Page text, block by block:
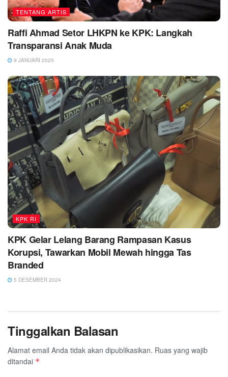
TENTANG ARTIS
Raffi Ahmad Setor LHKPN ke KPK: Langkah
Transparansi Anak Muda
9 JANUARI 2025
KPK RI
KPK Gelar Lelang Barang Rampasan Kasus
Korupsi, Tawarkan Mobil Mewah hingga Tas
Branded
5 DESEMBER 2024
Tinggalkan Balasan
Alamat email Anda tidak akan dipublikasikan. Ruas yang wajib
ditandai *